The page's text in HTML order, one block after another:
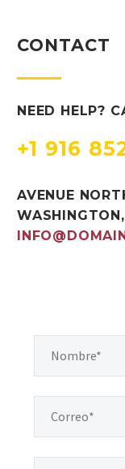
CONTACT
NEED HELP?
+1 916
AVENUE